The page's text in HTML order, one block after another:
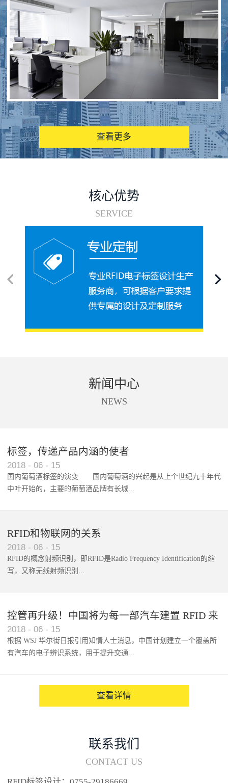
图书馆RFID电子标签管理系统
查看更多
核心优势
SERVICE
新闻中心
NEWS
标签，传递产品内涵的使者
2018 - 06 - 15
国内葡萄酒标签的演变 国内葡萄酒的兴起是从上个世纪九十年代
中叶开始的，主要的葡萄酒品牌有长城...
RFID和物联网的关系
2018 - 06 - 15
RFID的概念射频识别，即RFID是Radio Frequency Identification的缩
写，又称无线射频识别...
控管再升级！中国将为每一部汽车建置 RFID 来
架构辨识系统
2018 - 06 - 15
根据 WSJ 华尔街日报引用知情人士消息，中国计划建立一个覆盖所
有汽车的电子辨识系统，用于提升交通...
查看详情
联系我们
CONTACT US